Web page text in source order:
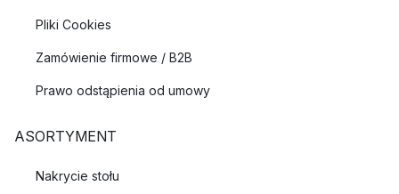
Pliki Cookies
Zamówienie firmowe / B2B
Prawo odstąpienia od umowy
ASORTYMENT
Nakrycie stołu